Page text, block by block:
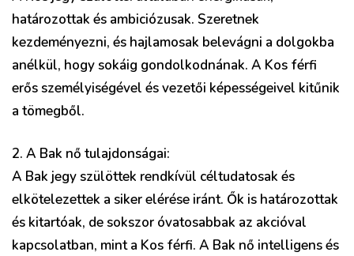
határozottak és ambiciózusak. Szeretnek
kezdeményezni, és hajlamosak belevágni a dolgokba
anélkül, hogy sokáig gondolkodnának. A Kos férfi
erős személyiségével és vezetői képességeivel kitűnik
a tömegből.
2. A Bak nő tulajdonságai:
A Bak jegy szülöttek rendkívül céltudatosak és
elkötelezettek a siker elérése iránt. Ők is határozottak
és kitartóak, de sokszor óvatosabbak az akcióval
kapcsolatban, mint a Kos férfi. A Bak nő intelligens és